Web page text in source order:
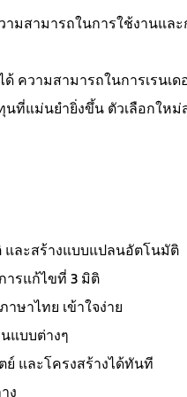
มสามารถในการใช้งานแ
ความสามารถในการเรนเ
แม่นยำยิ่งขึ้น ตัวเลือกใหม่ส
ละสร้างแบบแปลนอัตโนมัติ
ารแก้ไขที่ 3 มิติ
ษาไทย เข้าใจง่าย
แบบต่างๆ
และโครงสร้างได้ทันที
ง